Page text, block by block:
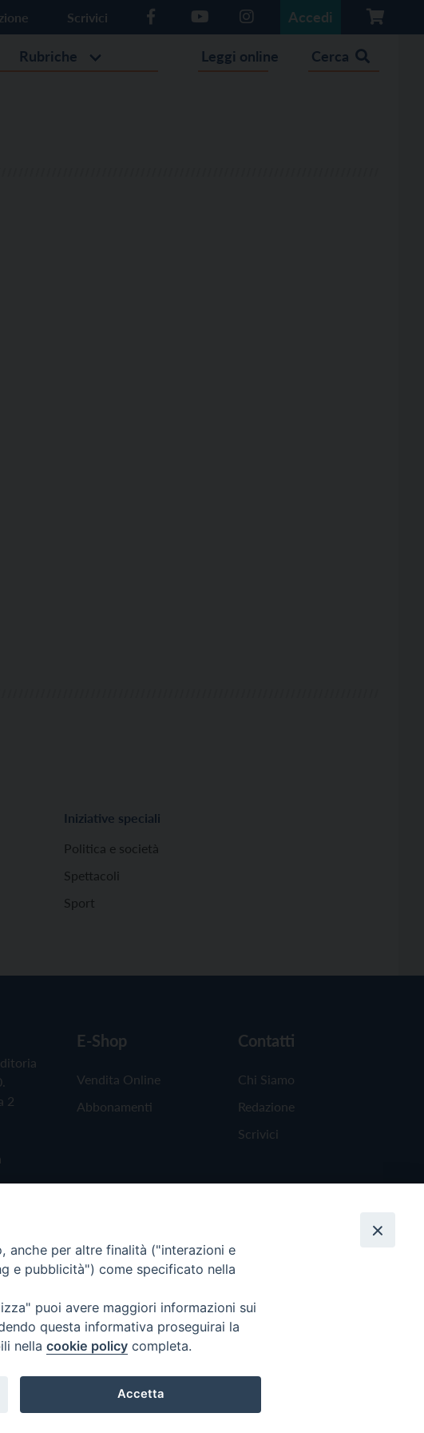
Scrivici Accedi
Rubriche Leggi online Cerca
Iniziative speciali
Politica e società
Spettacoli
Sport
2
E-Shop
Vendita Online
Abbonamenti
Contatti
Chi Siamo
Redazione
Scrivici
anche per altre finalità ("interazioni e
e pubblicità") come specificato nella
puoi avere maggiori informazioni sui
questa informativa proseguirai la
nella cookie policy completa.
Accetta